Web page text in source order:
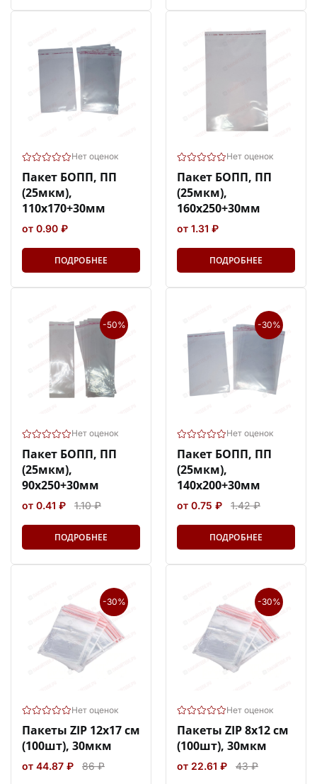
Нет оценок
Пакет БОПП, ПП
(25мкм),
110х170+30мм
от 0.90 ₽
ПОДРОБНЕЕ
Нет оценок
Пакет БОПП, ПП
(25мкм),
160х250+30мм
от 1.31 ₽
ПОДРОБНЕЕ
-50%
Нет оценок
Пакет БОПП, ПП
(25мкм),
90х250+30мм
от 0.41 ₽ 1.10 ₽
ПОДРОБНЕЕ
-30%
Нет оценок
Пакет БОПП, ПП
(25мкм),
140х200+30мм
от 0.75 ₽ 1.42 ₽
ПОДРОБНЕЕ
-30%
Нет оценок
Пакеты ZIP 12х17 см
(100шт), 30мкм
от 44.87 ₽ 86 ₽
-30%
Нет оценок
Пакеты ZIP 8х12 см
(100шт), 30мкм
от 22.61 ₽ 43 ₽